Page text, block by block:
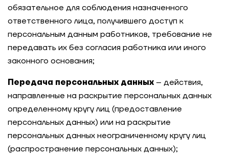
обязательное для соблюдения назначенного
ответственного лица, получившего доступ к
персональным данным работников, требование не
передавать их без согласия работника или иного
законного основания;
Передача персональных данных – действия,
направленные на раскрытие персональных данных
определенному кругу лиц (предоставление
персональных данных) или на раскрытие
персональных данных неограниченному кругу лиц
(распространение персональных данных);